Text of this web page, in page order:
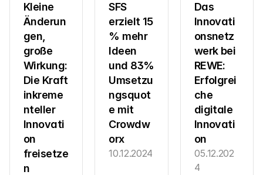
Kleine
Änderun
gen,
große
Wirkung:
Die Kraft
inkreme
nteller
Innovati
on
freisetze
n
SFS
erzielt 15
% mehr
Ideen
und 83%
Umsetzu
ngsquot
e mit
Crowdw
orx
10.12.2024
Das
Innovati
onsnetz
werk bei
REWE:
Erfolgrei
che
digitale
Innovati
on
05.12.202
4